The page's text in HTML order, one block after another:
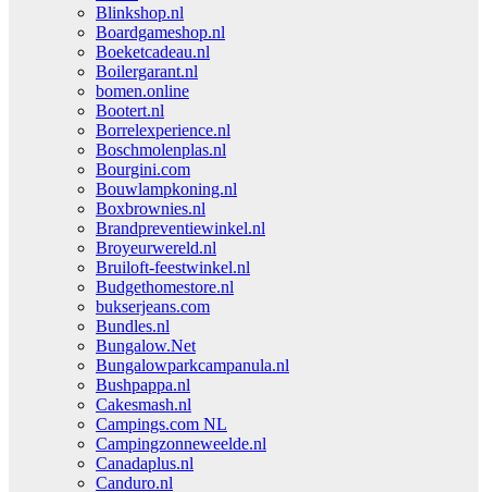
Blinkshop.nl
Boardgameshop.nl
Boeketcadeau.nl
Boilergarant.nl
bomen.online
Bootert.nl
Borrelexperience.nl
Boschmolenplas.nl
Bourgini.com
Bouwlampkoning.nl
Boxbrownies.nl
Brandpreventiewinkel.nl
Broyeurwereld.nl
Bruiloft-feestwinkel.nl
Budgethomestore.nl
bukserjeans.com
Bundles.nl
Bungalow.Net
Bungalowparkcampanula.nl
Bushpappa.nl
Cakesmash.nl
Campings.com NL
Campingzonneweelde.nl
Canadaplus.nl
Canduro.nl